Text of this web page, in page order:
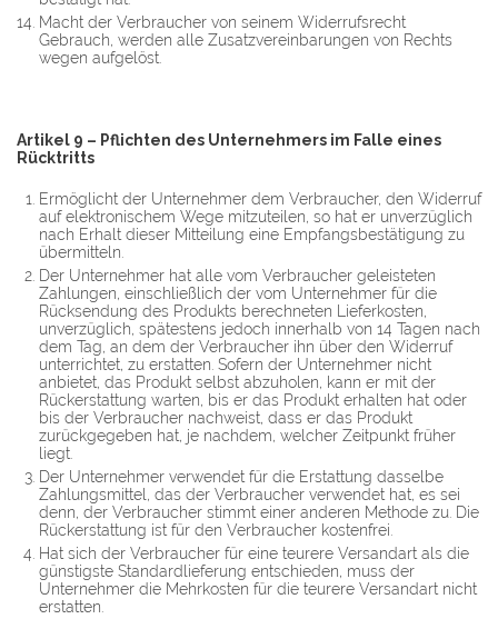
Macht der Verbraucher von seinem Widerrufsrecht
Gebrauch, werden alle Zusatzvereinbarungen von Rechts
wegen aufgelöst.
Artikel 9 – Pflichten des Unternehmers im Falle eines
Rücktritts
Ermöglicht der Unternehmer dem Verbraucher, den Widerruf
auf elektronischem Wege mitzuteilen, so hat er unverzüglich
nach Erhalt dieser Mitteilung eine Empfangsbestätigung zu
übermitteln.
Der Unternehmer hat alle vom Verbraucher geleisteten
Zahlungen, einschließlich der vom Unternehmer für die
Rücksendung des Produkts berechneten Lieferkosten,
unverzüglich, spätestens jedoch innerhalb von 14 Tagen nach
dem Tag, an dem der Verbraucher ihn über den Widerruf
unterrichtet, zu erstatten. Sofern der Unternehmer nicht
anbietet, das Produkt selbst abzuholen, kann er mit der
Rückerstattung warten, bis er das Produkt erhalten hat oder
bis der Verbraucher nachweist, dass er das Produkt
zurückgegeben hat, je nachdem, welcher Zeitpunkt früher
liegt.
Der Unternehmer verwendet für die Erstattung dasselbe
Zahlungsmittel, das der Verbraucher verwendet hat, es sei
denn, der Verbraucher stimmt einer anderen Methode zu. Die
Rückerstattung ist für den Verbraucher kostenfrei.
Hat sich der Verbraucher für eine teurere Versandart als die
günstigste Standardlieferung entschieden, muss der
Unternehmer die Mehrkosten für die teurere Versandart nicht
erstatten.